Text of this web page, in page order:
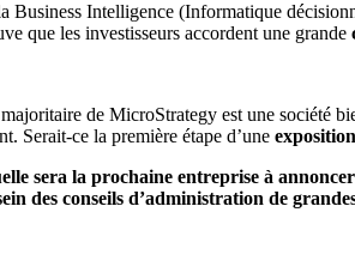
Business Intelligence (Informatique
que les investisseurs accordent une grande
de MicroStrategy est une société
Serait-ce la première étape d’une
sera la prochaine entreprise à
des conseils d’administration de